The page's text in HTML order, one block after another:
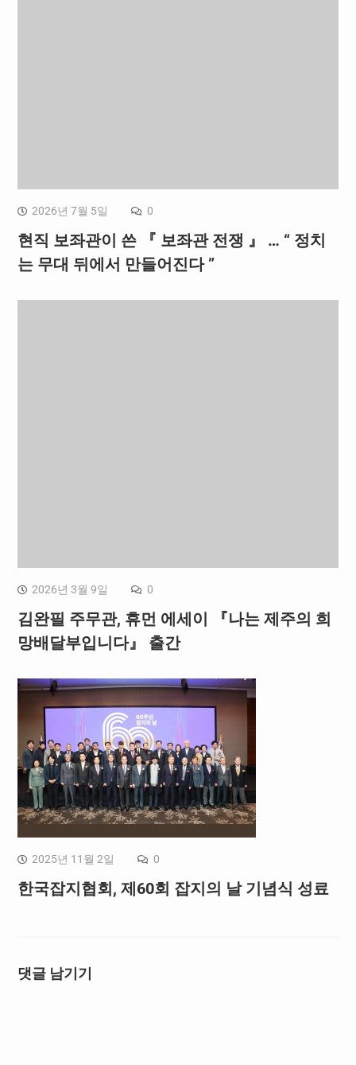
2026년 7월 5일 0
현직 보좌관이 쓴 『 보좌관 전쟁 』 … “ 정치
는 무대 뒤에서 만들어진다 ”
2026년 3월 9일 0
김완필 주무관, 휴먼 에세이 『나는 제주의 희
망배달부입니다』 출간
2025년 11월 2일 0
한국잡지협회, 제60회 잡지의 날 기념식 성료
댓글 남기기